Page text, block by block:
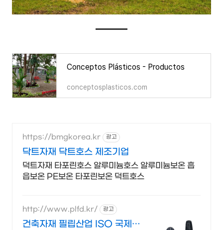
Conceptos Plásticos - Productos
conceptosplasticos.com
https://bmgkorea.kr 광고
닥트자재 닥트호스 제조기업
덕트자재 타포린호스 알루미늄호스 알루미늄보온 흡
읍보온 PE보온 타포린보온 덕트호스
http://www.plfd.kr/ 광고
건축자재 필립산업 ISO 국제인